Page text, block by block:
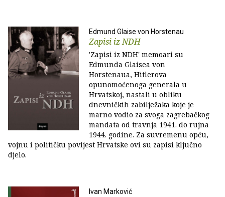
Edmund Glaise von Horstenau
Zapisi iz NDH
'Zapisi iz NDH' memoari su
Edmunda Glaisea von
Horstenaua, Hitlerova
opunomoćenoga generala u
Hrvatskoj, nastali u obliku
dnevničkih zabilježaka koje je
marno vodio za svoga zagrebačkog
mandata od travnja 1941. do rujna
1944. godine. Za suvremenu opću,
vojnu i političku povijest Hrvatske ovi su zapisi ključno
djelo.
Ivan Marković